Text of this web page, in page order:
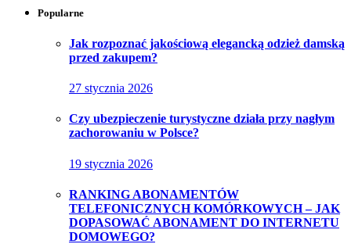
Popularne
Jak rozpoznać jakościową elegancką odzież damską
przed zakupem?
27 stycznia 2026
Czy ubezpieczenie turystyczne działa przy nagłym
zachorowaniu w Polsce?
19 stycznia 2026
RANKING ABONAMENTÓW
TELEFONICZNYCH KOMÓRKOWYCH – JAK
DOPASOWAĆ ABONAMENT DO INTERNETU
DOMOWEGO?